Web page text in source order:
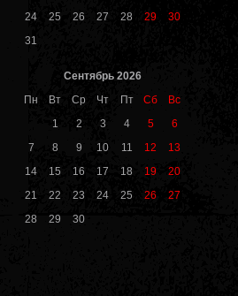
24
25 26 27 28 29
30
31
Сентябрь 2026
Пн
Вт Ср Чт Пт Сб
Вс
1
2 3 4 5
6
7
8 9 10 11 12
13
14
15 16 17 18 19
20
21
22 23 24 25 26
27
28
29 30